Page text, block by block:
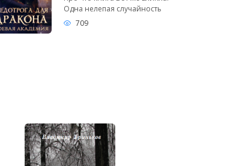
Одна нелепая случайность
709